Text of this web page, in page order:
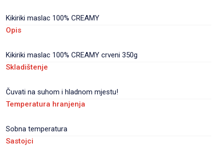
Kikiriki maslac 100% CREAMY
Opis
Kikiriki maslac 100% CREAMY crveni 350g
Skladištenje
Čuvati na suhom i hladnom mjestu!
Temperatura hranjenja
Sobna temperatura
Sastojci